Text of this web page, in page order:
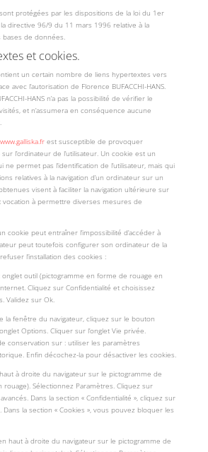
protégées par les dispositions de la loi du 1er
directive 96/9 du 11 mars 1996 relative à la
de données.
et cookies.
un certain nombre de liens hypertextes vers
avec l’autorisation de Florence BUFACCHI-HANS.
HANS n’a pas la possibilité de vérifier le
et n’assumera en conséquence aucune
www.galliska.frest susceptible de provoquer
sur l’ordinateur de l’utilisateur. Un cookie est un
ne permet pas l’identification de l’utilisateur, mais qui
relatives à la navigation d’un ordinateur sur un
visent à faciliter la navigation ultérieure sur
vocation à permettre diverses mesures de
cookie peut entraîner l’impossibilité d’accéder à
peut toutefois configurer son ordinateur de la
l’installation des cookies :
outil (pictogramme en forme de rouage en
Cliquez sur Confidentialité et choisissez
Validez sur Ok.
la fenêtre du navigateur, cliquez sur le bouton
Options. Cliquer sur l’onglet Vie privée.
conservation sur : utiliser les paramètres
Enfin décochez-la pour désactiver les cookies.
à droite du navigateur sur le pictogramme de
Sélectionnez Paramètres. Cliquez sur
Dans la section « Confidentialité », cliquez sur
la section « Cookies », vous pouvez bloquer les
haut à droite du navigateur sur le pictogramme de